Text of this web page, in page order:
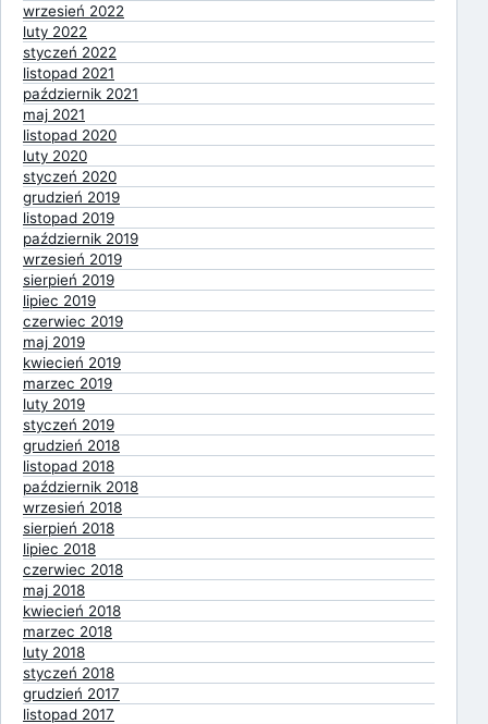
wrzesień 2022
luty 2022
styczeń 2022
listopad 2021
październik 2021
maj 2021
listopad 2020
luty 2020
styczeń 2020
grudzień 2019
listopad 2019
październik 2019
wrzesień 2019
sierpień 2019
lipiec 2019
czerwiec 2019
maj 2019
kwiecień 2019
marzec 2019
luty 2019
styczeń 2019
grudzień 2018
listopad 2018
październik 2018
wrzesień 2018
sierpień 2018
lipiec 2018
czerwiec 2018
maj 2018
kwiecień 2018
marzec 2018
luty 2018
styczeń 2018
grudzień 2017
listopad 2017